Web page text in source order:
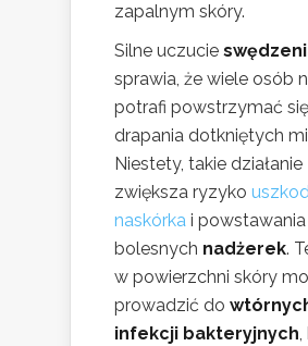
zapalnym skóry.
Silne uczucie
sprawia, że wiele osób
potrafi powstrzymać
drapania dotkniętych
Niestety, takie działanie
zwiększa ryzyko
naskórka i powstawania
bolesnych nadżerek.
w powierzchni skóry
prowadzić do
infekcji bakteryjnych,